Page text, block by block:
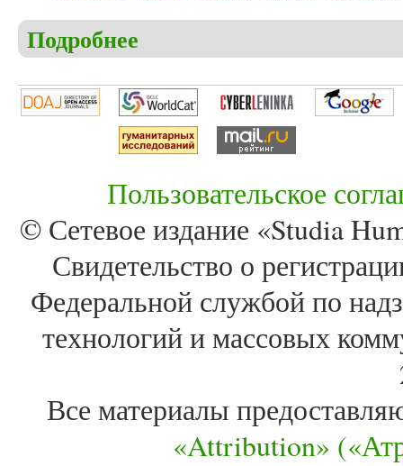
Подробнее
Пользовательское
© Сетевое издание «Studia
Свидетельство о
Федеральной службой по
технологий и массовых
Все материалы
«Attribution»